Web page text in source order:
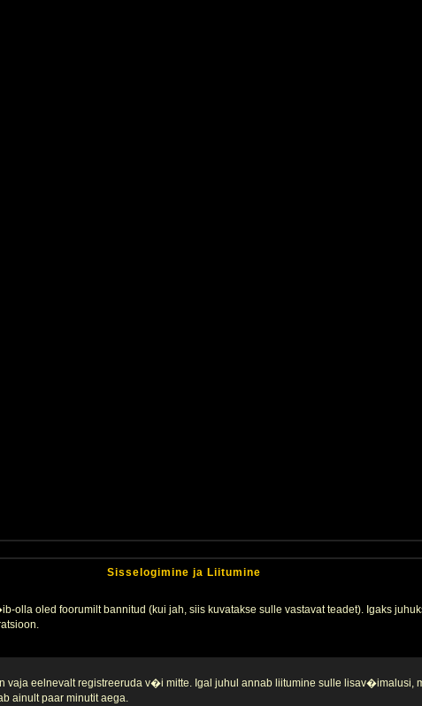
Sisselogimine ja Liitumine
olla oled foorumilt bannitud (kui jah, siis kuvatakse sulle vastavat teadet). Igaks
vaja eelnevalt registreeruda v�i mitte. Igal juhul annab liitumine sulle
ainult paar minutit aega.